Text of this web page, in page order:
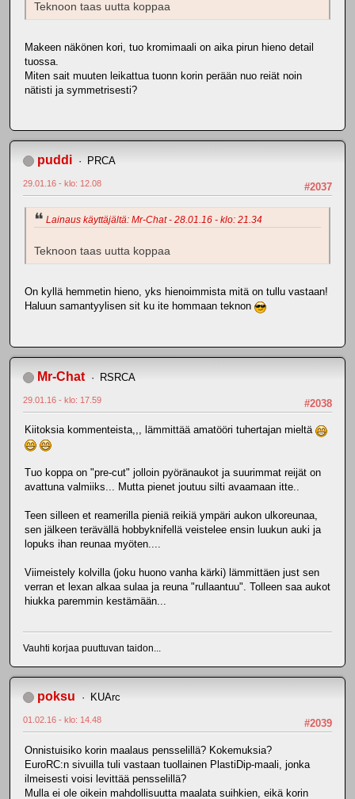
Teknoon taas uutta koppaa
Makeen näkönen kori, tuo kromimaali on aika pirun hieno detail
tuossa.
Miten sait muuten leikattua tuonn korin perään nuo reiät noin
nätisti ja symmetrisesti?
puddi PRCA
#2037
29.01.16 - klo: 12.08
Lainaus käyttäjältä: Mr-Chat - 28.01.16 - klo: 21.34
Teknoon taas uutta koppaa
On kyllä hemmetin hieno, yks hienoimmista mitä on tullu vastaan!
Haluun samantyylisen sit ku ite hommaan teknon
Mr-Chat RSRCA
#2038
29.01.16 - klo: 17.59
Kiitoksia kommenteista,,, lämmittää amatööri tuhertajan mieltä
Tuo koppa on "pre-cut" jolloin pyöränaukot ja suurimmat reijät on
avattuna valmiiks... Mutta pienet joutuu silti avaamaan itte..
Teen silleen et reamerilla pieniä reikiä ympäri aukon ulkoreunaa,
sen jälkeen terävällä hobbyknifellä veistelee ensin luukun auki ja
lopuks ihan reunaa myöten....
Viimeistely kolvilla (joku huono vanha kärki) lämmittäen just sen
verran et lexan alkaa sulaa ja reuna "rullaantuu". Tolleen saa aukot
hiukka paremmin kestämään...
Vauhti korjaa puuttuvan taidon...
poksu KUArc
#2039
01.02.16 - klo: 14.48
Onnistuisiko korin maalaus pensselillä? Kokemuksia?
EuroRC:n sivuilla tuli vastaan tuollainen PlastiDip-maali, jonka
ilmeisesti voisi levittää pensselillä?
Mulla ei ole oikein mahdollisuutta maalata suihkien, eikä korin